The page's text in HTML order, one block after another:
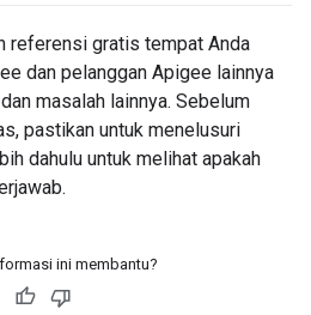
referensi gratis tempat Anda
dan pelanggan Apigee lainnya
masalah lainnya. Sebelum
pastikan untuk menelusuri
dahulu untuk melihat apakah
ini membantu?